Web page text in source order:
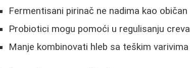
Fermentisani pirinač ne nadima kao običan
Probiotici mogu pomoći u regulisanju creva
Manje kombinovati hleb sa teškim varivima